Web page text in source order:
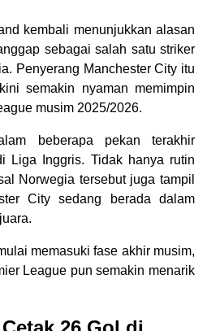
kembali menunjukkan alasan
sebagai salah satu striker
Penyerang Manchester City itu
semakin nyaman memimpin
musim 2025/2026.
beberapa pekan terakhir
Liga Inggris. Tidak hanya rutin
Norwegia tersebut juga tampil
City sedang berada dalam
memasuki fase akhir musim,
League pun semakin menarik